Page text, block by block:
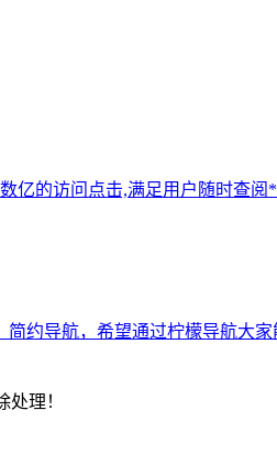
亿的访问点击,满足用户随时查
约导航，希望通过柠檬导航大
理！